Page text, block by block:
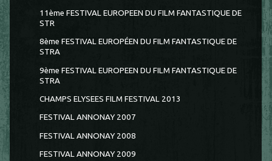
11ème FESTIVAL EUROPEEN DU FILM FANTASTIQUE DE
STR
8ème FESTIVAL EUROPÉEN DU FILM FANTASTIQUE DE
STRA
9ème FESTIVAL EUROPEEN DU FILM FANTASTIQUE DE
STRA
CHAMPS ELYSEES FILM FESTIVAL 2013
FESTIVAL ANNONAY 2007
FESTIVAL ANNONAY 2008
FESTIVAL ANNONAY 2009